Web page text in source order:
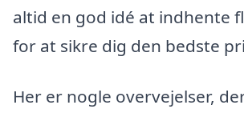
altid en god idé at indhente
for at sikre dig den bedste
Her er nogle overvejelser,